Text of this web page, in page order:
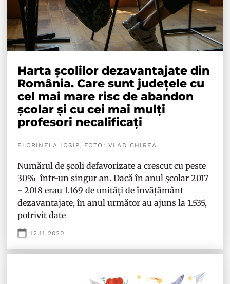
Harta școlilor dezavantajate din
România. Care sunt județele cu
cel mai mare risc de abandon
școlar și cu cei mai mulți
profesori necalificați
FLORINELA IOSIP, FOTO: VLAD CHIREA
Numărul de școli defavorizate a crescut cu peste
30% într-un singur an. Dacă în anul școlar 2017
- 2018 erau 1.169 de unități de învățământ
dezavantajate, în anul următor au ajuns la 1.535,
potrivit date
12.11.2020